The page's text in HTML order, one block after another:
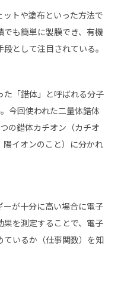
トや塗布といった方法で
も簡単に製膜でき、有機
として注目されている。
「錯体」と呼ばれる分子
今回使われた二量体錯体
つの錯体カチオン（カチオ
イオンのこと）に分かれ
が十分に高い場合に電子
を測定することで、電子
いるか（仕事関数）を知